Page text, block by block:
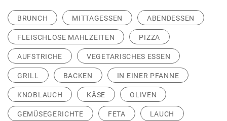
BRUNCH MITTAGESSEN ABENDESSEN
FLEISCHLOSE MAHLZEITEN PIZZA
AUFSTRICHE VEGETARISCHES ESSEN
GRILL BACKEN IN EINER PFANNE
KNOBLAUCH KÄSE OLIVEN
GEMÜSEGERICHTE FETA LAUCH